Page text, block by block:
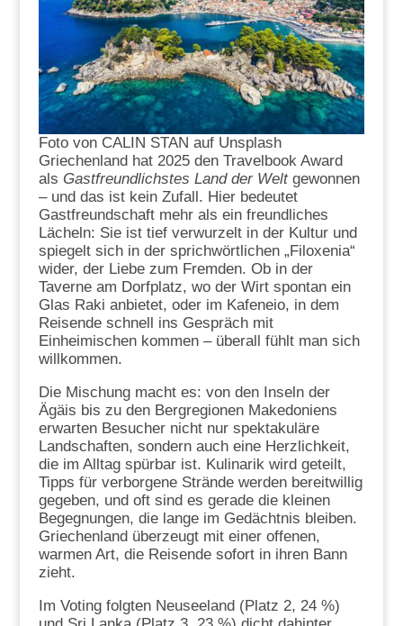
Foto von CALIN STAN auf Unsplash
Griechenland hat 2025 den Travelbook Award
als Gastfreundlichstes Land der Weltgewonnen
– und das ist kein Zufall. Hier bedeutet
Gastfreundschaft mehr als ein freundliches
Lächeln: Sie ist tief verwurzelt in der Kultur und
spiegelt sich in der sprichwörtlichen „Filoxenia“
wider, der Liebe zum Fremden. Ob in der
Taverne am Dorfplatz, wo der Wirt spontan ein
Glas Raki anbietet, oder im Kafeneio, in dem
Reisende schnell ins Gespräch mit
Einheimischen kommen – überall fühlt man sich
willkommen.
Die Mischung macht es: von den Inseln der
Ägäis bis zu den Bergregionen Makedoniens
erwarten Besucher nicht nur spektakuläre
Landschaften, sondern auch eine Herzlichkeit,
die im Alltag spürbar ist. Kulinarik wird geteilt,
Tipps für verborgene Strände werden bereitwillig
gegeben, und oft sind es gerade die kleinen
Begegnungen, die lange im Gedächtnis bleiben.
Griechenland überzeugt mit einer offenen,
warmen Art, die Reisende sofort in ihren Bann
zieht.
Im Voting folgten Neuseeland (Platz 2, 24 %)